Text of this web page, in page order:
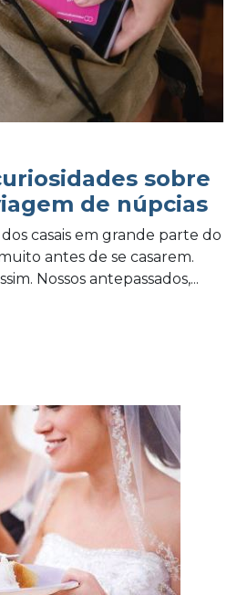
sobre
de núpcias
casais em grande parte do
antes de se casarem.
Nossos antepassados,...